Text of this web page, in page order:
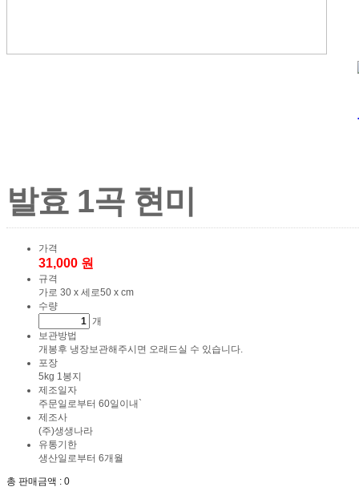
발효 1곡 현미
가격
31,000 원
규격
가로 30 x 세로50 x cm
수량
개
보관방법
개봉후 냉장보관해주시면 오래드실 수 있습니다.
포장
5kg 1봉지
제조일자
주문일로부터 60일이내`
제조사
(주)생생나라
유통기한
생산일로부터 6개월
총 판매금액 : 0